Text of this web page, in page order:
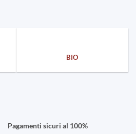
BIO
Pagamenti sicuri al 100%